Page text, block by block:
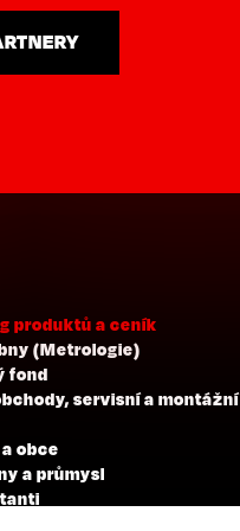
produktů a ceník
(Metrologie)
fond
servisní a montážní
obce
a průmysl